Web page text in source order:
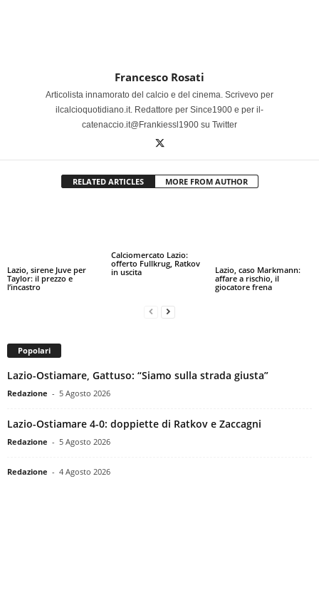
Francesco Rosati
Articolista innamorato del calcio e del cinema. Scrivevo per
ilcalcioquotidiano.it. Redattore per Since1900 e per il-
catenaccio.it@Frankiessl1900 su Twitter
RELATED ARTICLES MORE FROM AUTHOR
Lazio, sirene Juve per
Taylor: il prezzo e
l’incastro
Calciomercato Lazio:
offerto Fullkrug, Ratkov
in uscita
Lazio, caso Markmann:
affare a rischio, il
giocatore frena
Popolari
Lazio-Ostiamare, Gattuso: “Siamo sulla strada giusta”
Redazione - 5 Agosto 2026
Lazio-Ostiamare 4-0: doppiette di Ratkov e Zaccagni
Redazione - 5 Agosto 2026
Redazione - 4 Agosto 2026